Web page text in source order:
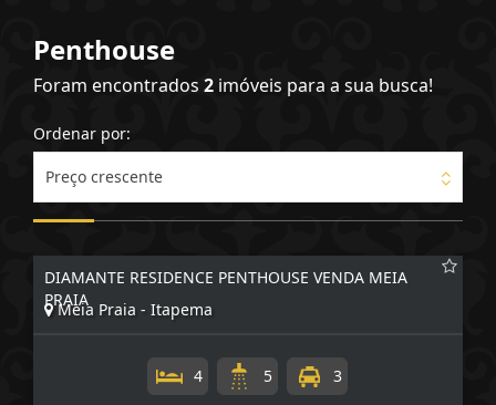
Penthouse
Foram encontrados 2 imóveis para a sua busca!
Ordenar por:
Preço crescente
DIAMANTE RESIDENCE PENTHOUSE VENDA MEIA
PRAIA
Meia Praia - Itapema
4 5 3